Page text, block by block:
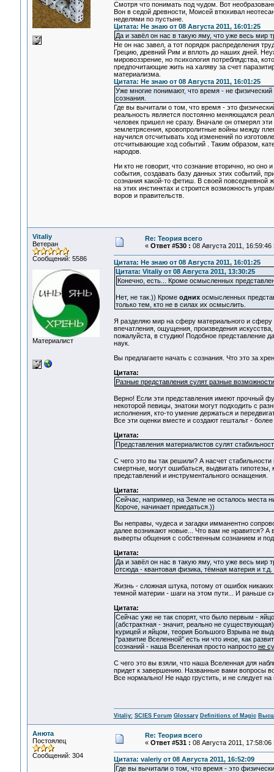
Смотря что понимать под чудом. Вот
Вон в седой древности, Моисей втюхивал
неделями по пустыне.
Цитата: Не знаю от 08 Августа 2011, 16:01:25
Да и завёл он нас в такую яму, что уже весь мир
Не он нас завел, а тот порядок распределения
Грецию, древний Рим и вплоть до наших дней.
мировоззрение, но психология потреблядства,
предпочитающие жить на халяву за счет
материализма.
Цитата: Не знаю от 08 Августа 2011, 16:01:25
Уже многие понимают, что время - не физический
сознания.
Где вы вычитали о том, что время - это
реальность является постоянно меняющаяся
человек пришел не сразу. Вначале он отмерял
землетрясения, кровопролитные войны между
научился отсчитывать ход изменений по
отсчитывающие ход событий . Таким образом,
народов.
Ни кто не говорит, что сознание вторично, но
события, создавать базу данных этих событий,
сознания какой-то фетиш. В своей повседневной
на этих инстинктах и строится возможность
воров и правительств.
Vitaliy
Ветеран
Сообщений: 5586
Материалист
Re: Теория всего
« Ответ #530 : 08 Августа 2011, 16:59:46
Цитата: Не знаю от 08 Августа 2011, 16:01:25
Цитата: Vitaliy от 08 Августа 2011, 13:30:25
Конечно, есть... Кроме осмысленных
Нет, не так.)) Кроме однихосмысленных
только тем, кто не в силах их осмыслить.
Я разделяю мир на сферу материального и сферу
впечатления, ощущения, произведения
пожалуйста, в студию! Подобное представление
наук.
Вы предлагаете начать с сознания. Что это за
Цитата:
Разные представления сулят разные
Верно! Если эти представления имеют прочный
некоторой певицы, знатоки могут подходить с
исполнения, кто-то умение держаться и
Все эти оценки вместе и создают гештальт -
Цитата:
Представления материалистов сулят
C чего это вы так решили? А насчет
смертные, могут ошибаться, выдвигать
представлений и инструментального оснащения.
Цитата:
Сейчас, например, на Земле не осталось места
Короче, начинает приедаться.))
Вы неправы, чудеса и загадки имманентно
далее возникают новые... Что вам не нравится? А
выверты общения с собственным сознанием и
Цитата:
Да и завёл он нас в такую яму, что уже весь
отсюда - квантовая физика, тёмная материя и
Жизнь - сложная штука, потому от ошибок
темной материи - шаги на этом пути... И раньше
Цитата:
Сейчас уже не так спорят, что было первым -
(абстрактная - значит, реально не
курицей и яйцом, теория Большого Взрыва не
"развитие Вселенной" есть ни что иное, как
сознаний - наша Вселенная просто напросто не
С чего это вы взяли, что наша Вселенная для
придет к завершению. Названные вами вопросы
Все нормально! Не надо грустить, и не следует
Vitaliy: SCIES Forum Glossary Definitions of Magic
Анюта
Постоялец
Сообщений: 304
Re: Теория всего
« Ответ #531 : 08 Августа 2011, 17:58:06
Цитата: valeriy от 08 Августа 2011, 16:52:09
Где вы вычитали о том, что время - это